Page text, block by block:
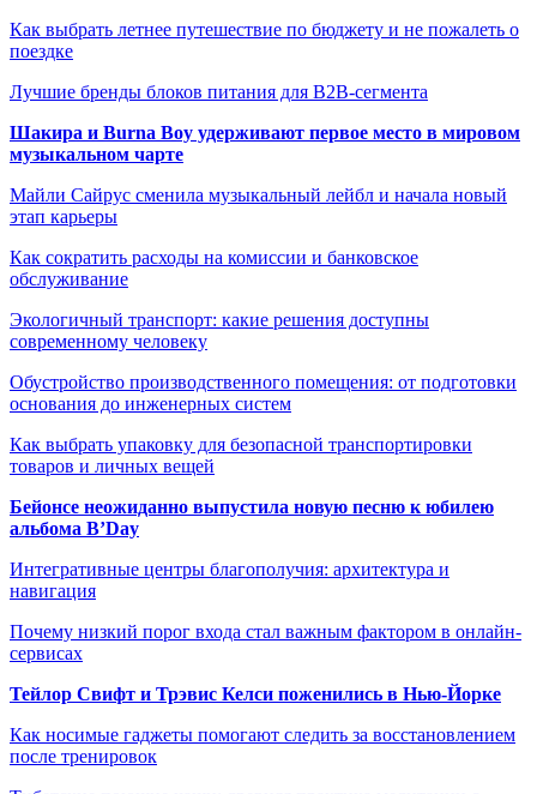
Как выбрать летнее путешествие по бюджету и не пожалеть о
поездке
Лучшие бренды блоков питания для B2B-сегмента
Шакира и Burna Boy удерживают первое место в мировом
музыкальном чарте
Майли Сайрус сменила музыкальный лейбл и начала новый
этап карьеры
Как сократить расходы на комиссии и банковское
обслуживание
Экологичный транспорт: какие решения доступны
современному человеку
Обустройство производственного помещения: от подготовки
основания до инженерных систем
Как выбрать упаковку для безопасной транспортировки
товаров и личных вещей
Бейонсе неожиданно выпустила новую песню к юбилею
альбома B’Day
Интегративные центры благополучия: архитектура и
навигация
Почему низкий порог входа стал важным фактором в онлайн-
сервисах
Тейлор Свифт и Трэвис Келси поженились в Нью-Йорке
Как носимые гаджеты помогают следить за восстановлением
после тренировок